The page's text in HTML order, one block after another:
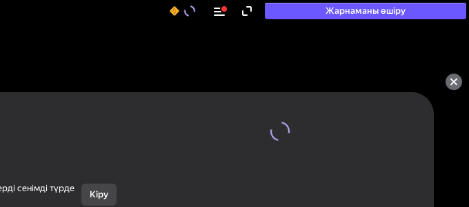
Жарнаманы өшіру
50+ топ ойындар, олармен
сенімді түрде
Кіру